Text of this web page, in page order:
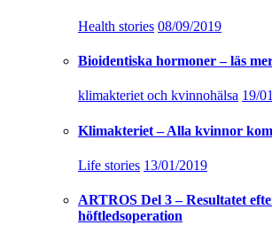
Health stories 08/09/2019
Bioidentiska hormoner – läs
klimakteriet och kvinnohälsa 19/
Klimakteriet – Alla kvinnor
Life stories 13/01/2019
ARTROS Del 3 – Resultatet
höftledsoperation